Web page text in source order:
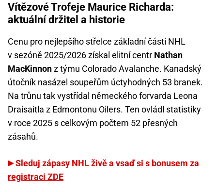
Vítězové Trofeje Maurice Richarda:
aktuální držitel a historie
Cenu pro nejlepšího střelce základní části NHL
v sezóně 2025/2026 získal elitní centr Nathan
MacKinnonz týmu Colorado Avalanche. Kanadský
útočník nasázel soupeřům úctyhodných 53 branek.
Na trůnu tak vystřídal německého forvarda Leona
Draisaitla z Edmontonu Oilers. Ten ovládl statistiky
v roce 2025 s celkovým počtem 52 přesných
zásahů.
Sleduj zápasy NHL živě a vsaď si s bonusem za
registraci ZDE